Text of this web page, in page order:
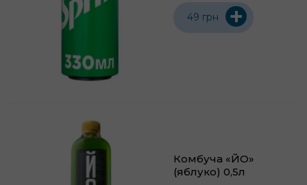
49 грн +
Комбуча «ЙО»
(яблуко) 0,5л